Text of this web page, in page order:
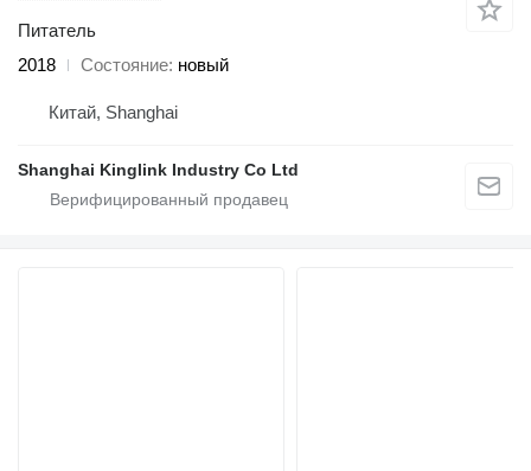
Питатель
2018
Состояние новый
Китай, Shanghai
Shanghai Kinglink Industry Co Ltd